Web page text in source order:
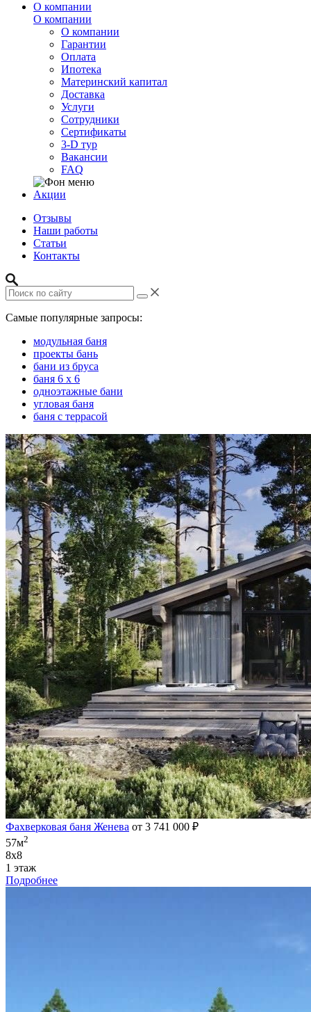
О компании
О компании
О компании
Гарантии
Оплата
Ипотека
Материнский капитал
Доставка
Услуги
Сотрудники
Сертификаты
3-D тур
Вакансии
FAQ
Акции
Отзывы
Наши работы
Статьи
Контакты
Самые популярные запросы:
модульная баня
проекты бань
бани из бруса
баня 6 х 6
одноэтажные бани
угловая баня
баня с террасой
Фахверковая баня Женева от 3 741 000 ₽
57м2
8х8
1 этаж
Подробнее